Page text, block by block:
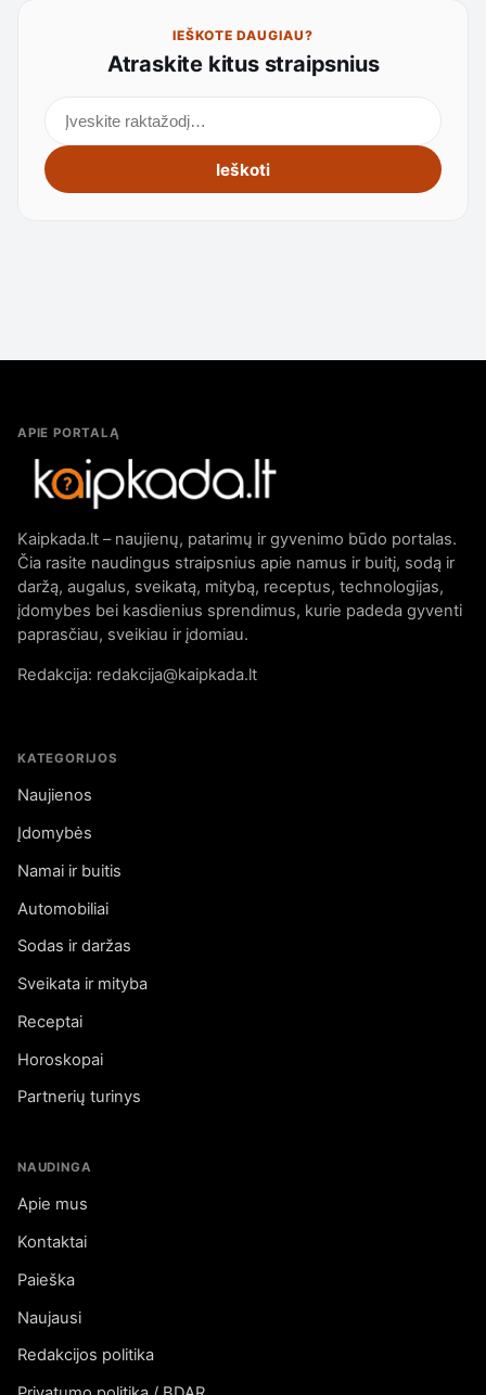
IEŠKOTE DAUGIAU?
Atraskite kitus straipsnius
Ieškoti
APIE PORTALĄ
Kaipkada.lt – naujienų, patarimų ir gyvenimo būdo portalas.
Čia rasite naudingus straipsnius apie namus ir buitį, sodą ir
daržą, augalus, sveikatą, mitybą, receptus, technologijas,
įdomybes bei kasdienius sprendimus, kurie padeda gyventi
paprasčiau, sveikiau ir įdomiau.
Redakcija: redakcija@kaipkada.lt
KATEGORIJOS
Naujienos
Įdomybės
Namai ir buitis
Automobiliai
Sodas ir daržas
Sveikata ir mityba
Receptai
Horoskopai
Partnerių turinys
NAUDINGA
Apie mus
Kontaktai
Paieška
Naujausi
Redakcijos politika